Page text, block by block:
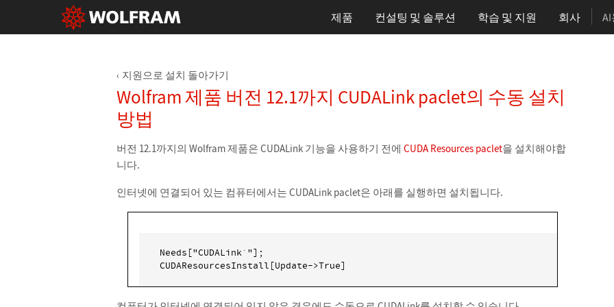
제품 컨설팅 및 솔루션 학습 및 지원 회사
지원으로 설치 돌아가기
Wolfram 제품 버전 12.1까지 CUDALink paclet의 수동 설치
방법
버전 12.1까지의 Wolfram 제품은 CUDALink 기능을 사용하기 전에 CUDA Resources paclet을 설치해야합
니다.
인터넷에 연결되어 있는 컴퓨터에서는 CUDALink paclet은 아래를 실행하면 설치됩니다.
Needs["CUDALink`"];
CUDAResourcesInstall[Update->True]